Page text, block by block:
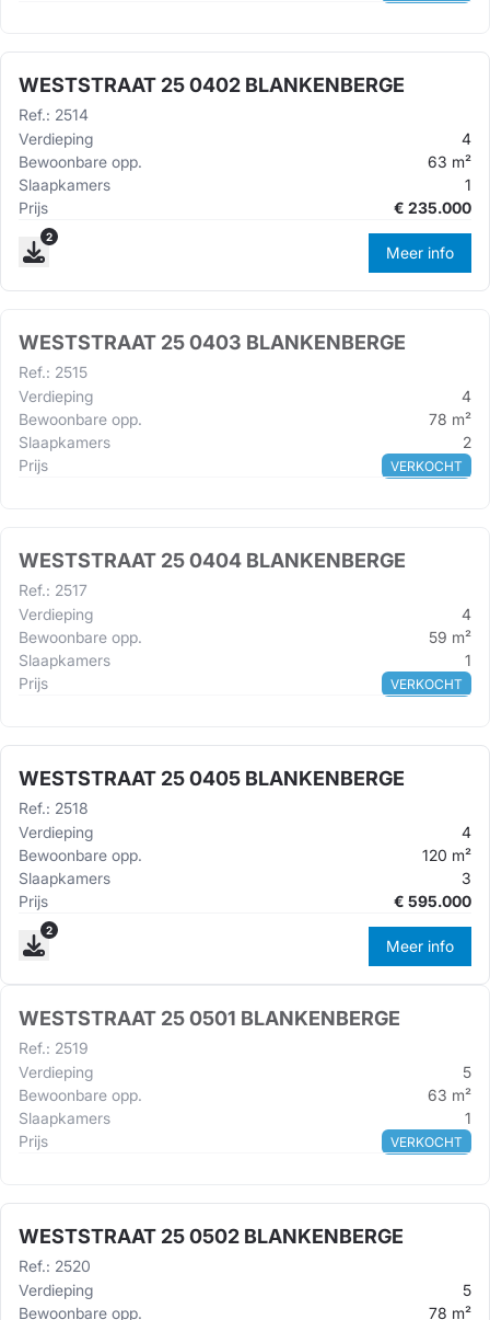
WESTSTRAAT 25 0402 BLANKENBERGE
Ref.: 2514
Verdieping
4
Bewoonbare opp.
63 m²
Slaapkamers
1
Prijs
€ 235.000
2
Meer info
WESTSTRAAT 25 0403 BLANKENBERGE
Ref.: 2515
Verdieping
4
Bewoonbare opp.
78 m²
Slaapkamers
2
Prijs
VERKOCHT
WESTSTRAAT 25 0404 BLANKENBERGE
Ref.: 2517
Verdieping
4
Bewoonbare opp.
59 m²
Slaapkamers
1
Prijs
VERKOCHT
WESTSTRAAT 25 0405 BLANKENBERGE
Ref.: 2518
Verdieping
4
Bewoonbare opp.
120 m²
Slaapkamers
3
Prijs
€ 595.000
2
Meer info
WESTSTRAAT 25 0501 BLANKENBERGE
Ref.: 2519
Verdieping
5
Bewoonbare opp.
63 m²
Slaapkamers
1
Prijs
VERKOCHT
WESTSTRAAT 25 0502 BLANKENBERGE
Ref.: 2520
Verdieping
5
Bewoonbare opp.
78 m²